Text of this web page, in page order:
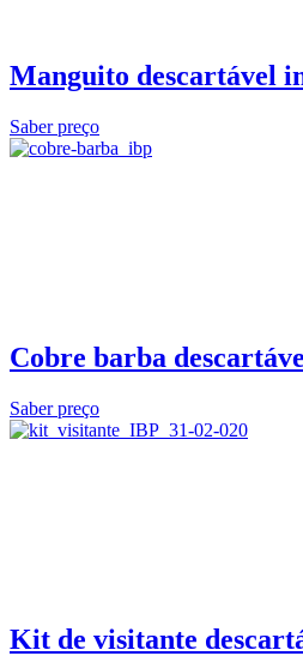
Manguito descartável
Saber preço
Cobre barba
Saber preço
Kit de visitante